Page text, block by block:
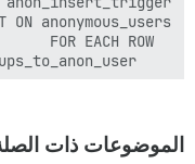
الموضوعات ذات